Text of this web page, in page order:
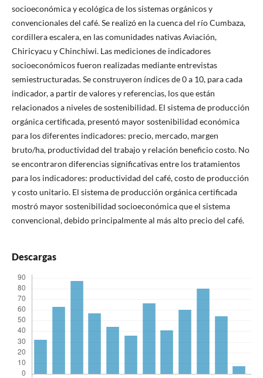
socioeconómica y ecológica de los sistemas orgánicos y
convencionales del café. Se realizó en la cuenca del río Cumbaza,
cordillera escalera, en las comunidades nativas Aviación,
Chiricyacu y Chinchiwi. Las mediciones de indicadores
socioeconómicos fueron realizadas mediante entrevistas
semiestructuradas. Se construyeron índices de 0 a 10, para cada
indicador, a partir de valores y referencias, los que están
relacionados a niveles de sostenibilidad. El sistema de producción
orgánica certificada, presentó mayor sostenibilidad económica
para los diferentes indicadores: precio, mercado, margen
bruto/ha, productividad del trabajo y relación beneficio costo. No
se encontraron diferencias significativas entre los tratamientos
para los indicadores: productividad del café, costo de producción
y costo unitario. El sistema de producción orgánica certificada
mostró mayor sostenibilidad socioeconómica que el sistema
convencional, debido principalmente al más alto precio del café.
Descargas